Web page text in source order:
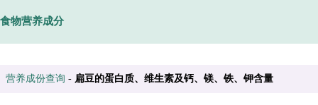
食物营养成分
营养成份查询 - 扁豆的蛋白质、维生素及钙、镁、铁、钾含量